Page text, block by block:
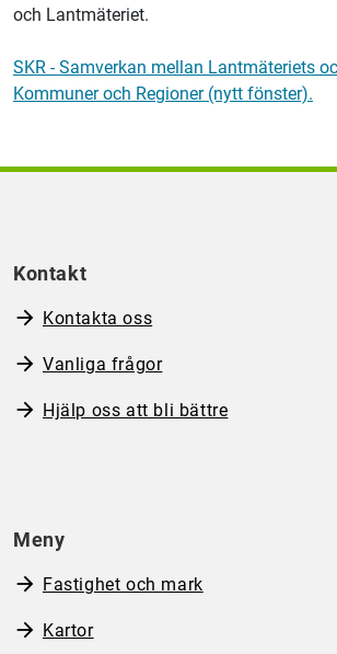
och Lantmäteriet.
SKR - Samverkan mellan Lantmäteriets
Kommuner och Regioner (nytt fönster).
Kontakt
Kontakta oss
Vanliga frågor
Hjälp oss att bli bättre
Meny
Fastighet och mark
Kartor